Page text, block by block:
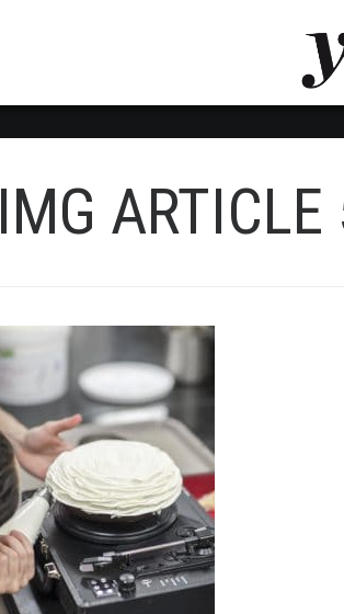
IMG ARTICLE